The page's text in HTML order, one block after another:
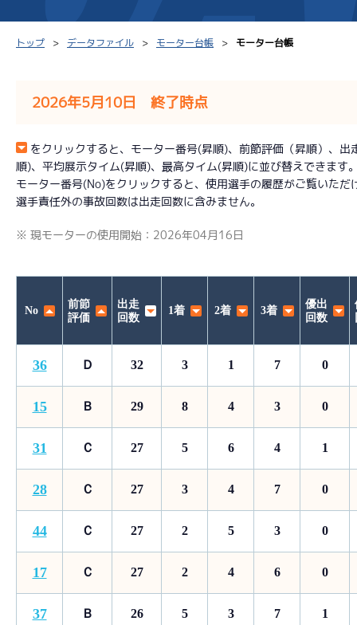
レース結果一覧
出走表PDF
モーター抽選結果・
選手コ
ボートデータ
出目データ
トップ データファイル モーター台帳 モーター台帳
2026年5月10日 終了時点
をクリックすると、モーター番号(昇順)、前節評価（昇順）、
順)、平均展示タイム(昇順)、最高タイム(昇順)に並び替えできます
モーター番号(No)をクリックすると、使用選手の履歴がご覧いただ
選手責任外の事故回数は出走回数に含みません。
※ 現モーターの使用開始：2026年04月16日
No
前節
評価
出走
回数
1着 2着 3着
優出
回数
36 Ｄ 32 3 1 7 0
15 Ｂ 29 8 4 3 0
31 Ｃ 27 5 6 4 1
28 Ｃ 27 3 4 7 0
44 Ｃ 27 2 5 3 0
17 Ｃ 27 2 4 6 0
37 Ｂ 26 5 3 7 1